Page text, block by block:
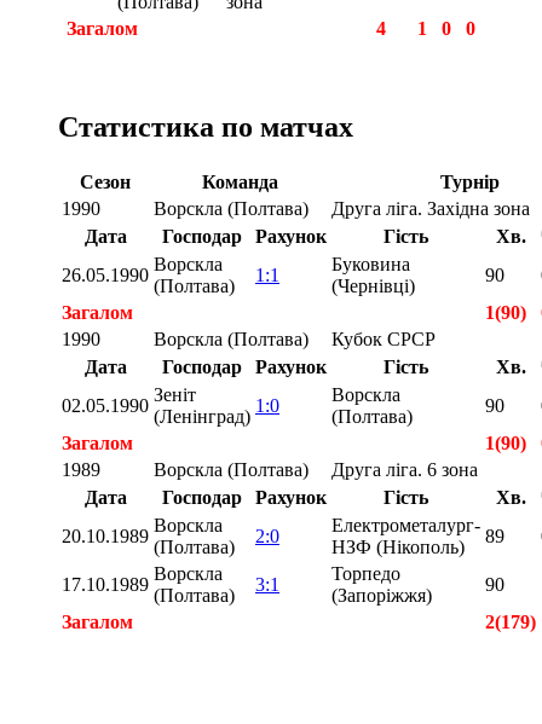
Загалом
4 1 0 0
Статистика по матчах
Сезон Команда
Турнір
1990
Ворскла (Полтава)
Друга ліга. Західна зона
Дата
Господар Рахунок Гість
Хв.
26.05.1990
Ворскла
(Полтава)
1:1
Буковина
(Чернівці)
90
Загалом
1(90)
1990
Ворскла (Полтава)
Кубок СРСР
Дата
Господар Рахунок Гість
Хв.
02.05.1990
Зеніт
(Ленінград)
1:0
Ворскла
(Полтава)
90
Загалом
1(90)
1989
Ворскла (Полтава)
Друга ліга. 6 зона
Дата
Господар Рахунок Гість
Хв.
20.10.1989
Ворскла
(Полтава)
2:0
Електрометалург-
НЗФ (Нікополь)
89
17.10.1989
Ворскла
(Полтава)
3:1
Торпедо
(Запоріжжя)
90
Загалом
2(179)